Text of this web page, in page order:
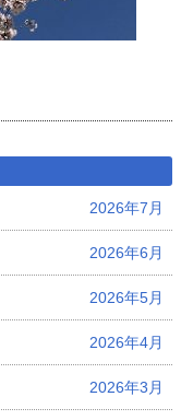
2026年7月
2026年6月
2026年5月
2026年4月
2026年3月